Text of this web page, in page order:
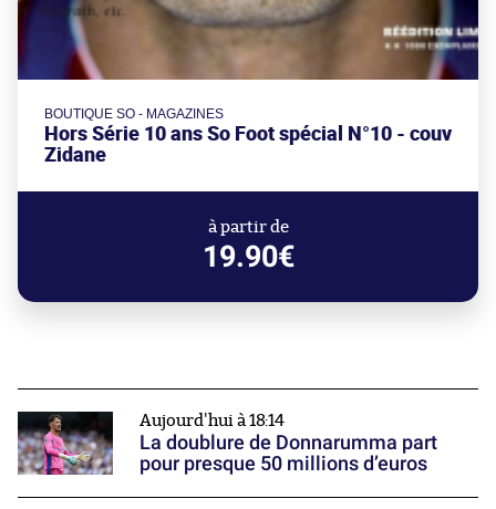
BOUTIQUE SO - MAGAZINES
Hors Série 10 ans So Foot spécial N°10 - couv
Zidane
à partir de
19.90€
Aujourd'hui à 18:14
La doublure de Donnarumma part
pour presque 50 millions d’euros